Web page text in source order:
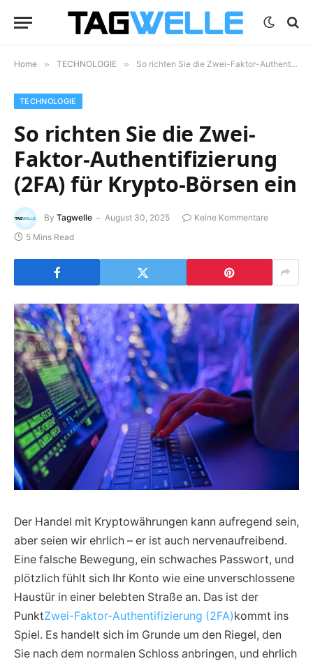
Home » TECHNOLOGIE » So richten Sie die Zwei-Faktor-Authentifizierung (2FA) für Krypto-Börsen ein
TECHNOLOGIE
So richten Sie die Zwei-
Faktor-Authentifizierung
(2FA) für Krypto-Börsen ein
By Tagwelle August 30, 2025
Keine Kommentare
5 Mins Read
Der Handel mit Kryptowährungen kann aufregend sein,
aber seien wir ehrlich – er ist auch nervenaufreibend.
Eine falsche Bewegung, ein schwaches Passwort, und
plötzlich fühlt sich Ihr Konto wie eine unverschlossene
Haustür in einer belebten Straße an. Das ist der
PunktZwei-Faktor-Authentifizierung (2FA)kommt ins
Spiel. Es handelt sich im Grunde um den Riegel, den
Sie nach dem normalen Schloss anbringen, und ehrlich